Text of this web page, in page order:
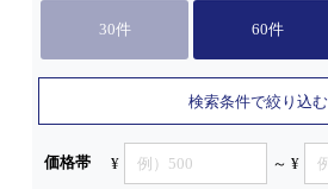
30件 60件
検索条件で絞り込む
価格帯 ¥ ～ ¥